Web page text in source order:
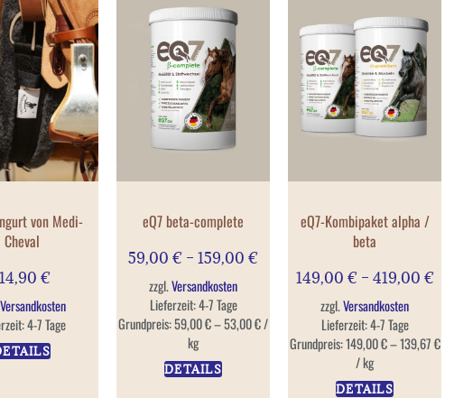
von Medi-
Cheval
€
Versandkosten
4-7 Tage
eQ7 beta-complete
59,00 € – 159,00 €
zzgl.Versandkosten
Lieferzeit:4-7 Tage
Grundpreis:59,00€–53,00€/
kg
DETAILS
eQ7-Kombipaket alpha /
beta
149,00 €– 419,00 €
zzgl.Versandkosten
Lieferzeit:4-7 Tage
Grundpreis:149,00€–139,67€
/kg
DETAILS